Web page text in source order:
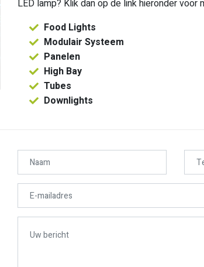
LED lamp? Klik dan op de link hieronder voor
Food Lights
Modulair Systeem
Panelen
High Bay
Tubes
Downlights